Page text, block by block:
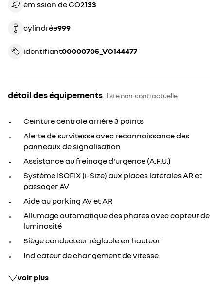
émission de CO2 133
cylindrée 999
identifiant 00000705_VO144477
détail des équipements liste non-contractuelle
Ceinture centrale arrière 3 points
Alerte de survitesse avec reconnaissance des
panneaux de signalisation
Assistance au freinage d'urgence (A.F.U.)
Système ISOFIX (i-Size) aux places latérales AR et
passager AV
Aide au parking AV et AR
Allumage automatique des phares avec capteur de
luminosité
Siège conducteur réglable en hauteur
Indicateur de changement de vitesse
voir plus